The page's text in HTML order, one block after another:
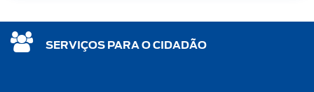
SERVIÇOS PARA O CIDADÃO